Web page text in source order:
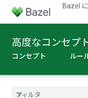
Bazel
高度なコンセプ
コンセプト ルー